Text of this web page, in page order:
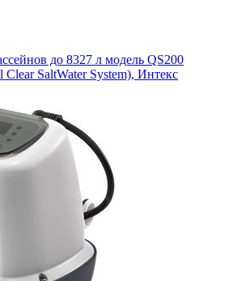
до 8327 л модель QS200
SaltWater System), Интекс